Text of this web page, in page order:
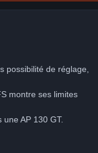
possibilité de réglage,
montre ses limites
AP 130 GT.